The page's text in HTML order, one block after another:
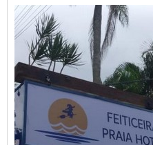
estão abrigados
PRODUTO
APLICAÇÕESSendo
podem se tornar ótimas
pessoa...